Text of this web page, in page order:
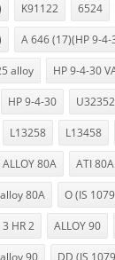
K91122 6524
A 646 (17)(HP 9-4-
alloy HP 9-4-30
HP 9-4-30 U32352
L13258 L13458
ALLOY 80A ATI 80A
80A O (IS
3 HR 2 ALLOY 90
90 DD (IS